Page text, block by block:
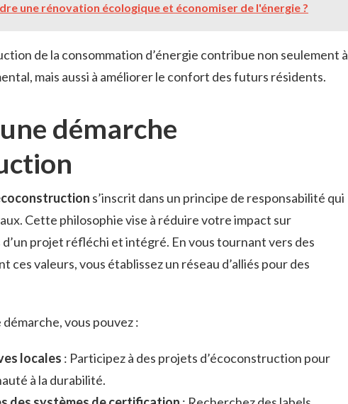
une rénovation écologique et économiser de l'énergie ?
de la consommation d’énergie contribue non seulement à
mais aussi à améliorer le confort des futurs résidents.
démarche
s’inscrit dans un principe de responsabilité qui
Cette philosophie vise à réduire votre impact sur
projet réfléchi et intégré. En vous tournant vers des
ces valeurs, vous établissez un réseau d’alliés pour des
vous pouvez :
locales : Participez à des projets d’écoconstruction pour
à la durabilité.